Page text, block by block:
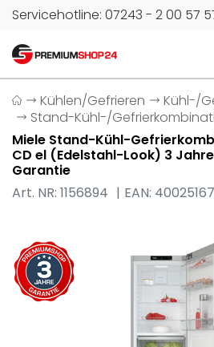
Servicehotline: 07243 - 2 00 57
Kühlen/Gefrieren
Kühl-/
Stand-Kühl-/
Miele Stand-Kühl-
CD el (Edelstahl-Look) 3
Garantie
Art. NR: 1156894
EAN: